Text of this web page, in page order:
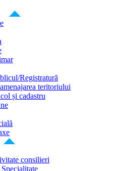
Registratură
teritoriului
și cadastru
consilieri